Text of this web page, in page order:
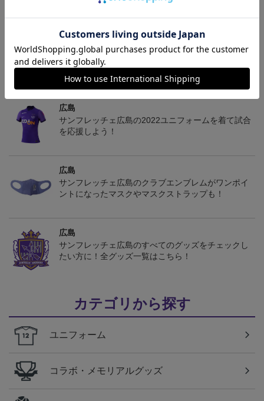
広島
サンフレッチェ広島の2022ユニフォームを着て試合
を応援しよう！
広島
サンフレッチェ広島のクラブエンブレムがワンポイ
ントになったマスクやマスクストラップも！
広島
サンフレッチェ広島のすべてのグッズをチェックし
たい方に！全グッズ一覧はこちら！
カテゴリから探す
ユニフォーム
コラボ・メモリアルグッズ